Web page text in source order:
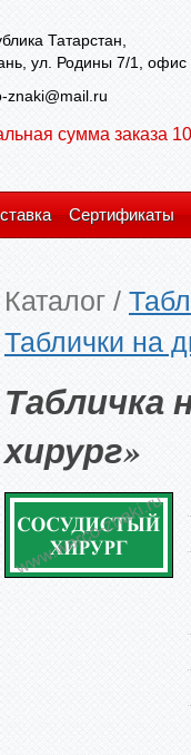
Татарстан,
ул. Родины 7/1, офис
znaki@mail.ru
сумма заказа
Сертификаты
Каталог /
Таблички на
Табличка
хирург»